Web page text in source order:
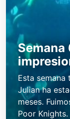
Semana
Esta semana
Julian ha
meses.
Poor